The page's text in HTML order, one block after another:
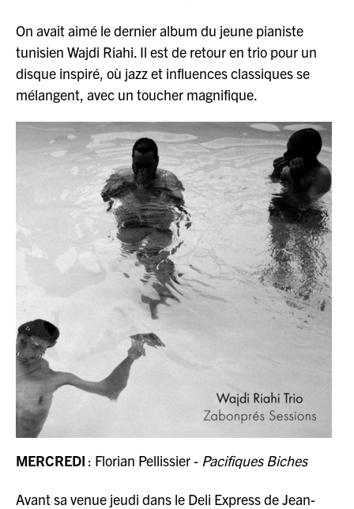
On avait aimé le dernier album du jeune pianiste
tunisien Wajdi Riahi. Il est de retour en trio pour un
disque inspiré, où jazz et influences classiques se
mélangent, avec un toucher magnifique.
MERCREDI : Florian Pellissier - Pacifiques Biches
Avant sa venue jeudi dans le Deli Express de Jean-